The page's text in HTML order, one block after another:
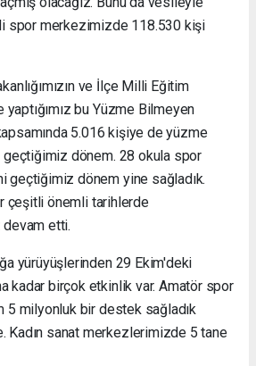
spor merkezimizde 118.530 kişi
ve İlçe Milli Eğitim
bu Yüzme Bilmeyen
5.016 kişiye de yüzme
dönem. 28 okula spor
geçtiğimiz dönem yine sağladık.
çeşitli önemli tarihlerde
devam etti.
yürüyüşlerinden 29 Ekim'deki
kadar birçok etkinlik var. Amatör spor
5 milyonluk bir destek sağladık
Kadın sanat merkezlerimizde 5 tane